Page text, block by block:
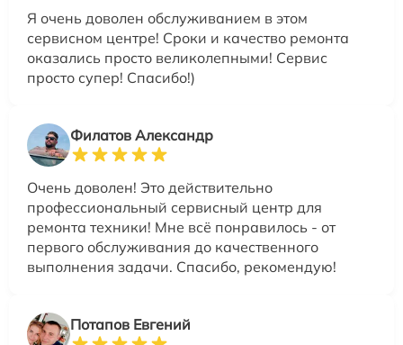
Я очень доволен обслуживанием в этом
сервисном центре! Сроки и качество ремонта
оказались просто великолепными! Сервис
просто супер! Спасибо!)
Филатов Александр
Очень доволен! Это действительно
профессиональный сервисный центр для
ремонта техники! Мне всё понравилось - от
первого обслуживания до качественного
выполнения задачи. Спасибо, рекомендую!
Потапов Евгений